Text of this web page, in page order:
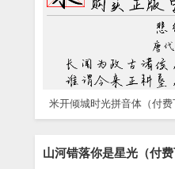
米开倾城时光拼音体（付费
山河错落你是星光（付